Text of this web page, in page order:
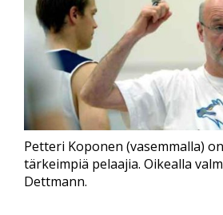
Petteri Koponen (vasemmalla)
tärkeimpiä pelaajia. Oikealla
Dettmann.